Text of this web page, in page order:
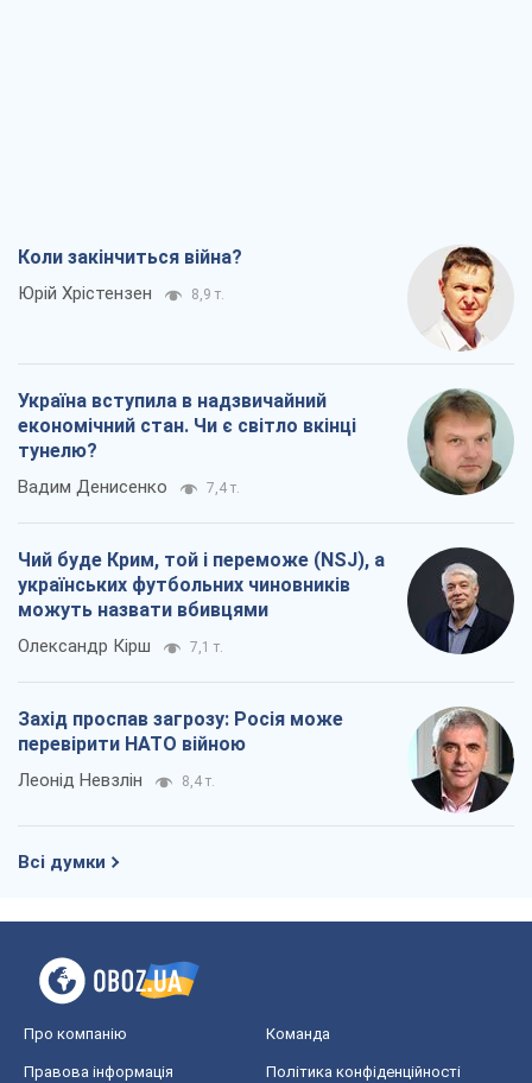
Коли закінчиться війна?
Юрій Хрістензен 8,9 т.
Україна вступила в надзвичайний
економічний стан. Чи є світло вкінці
тунелю?
Вадим Денисенко 7,4 т.
Чий буде Крим, той і переможе (NSJ), а
українських футбольних чиновників
можуть назвати вбивцями
Олександр Кірш 7,1 т.
Захід проспав загрозу: Росія може
перевірити НАТО війною
Леонід Невзлін 8,4 т.
Всі думки
Про компанію Команда
Правова інформація Політика конфіденційності